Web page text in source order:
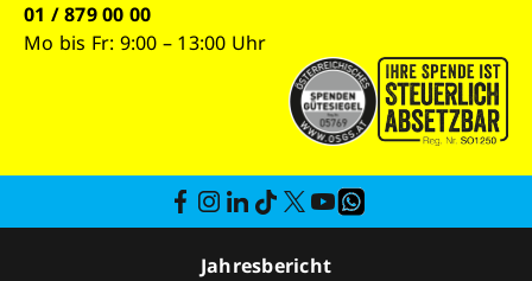
01 / 879 00 00
Mo bis Fr: 9:00 – 13:00 Uhr
Jahresbericht